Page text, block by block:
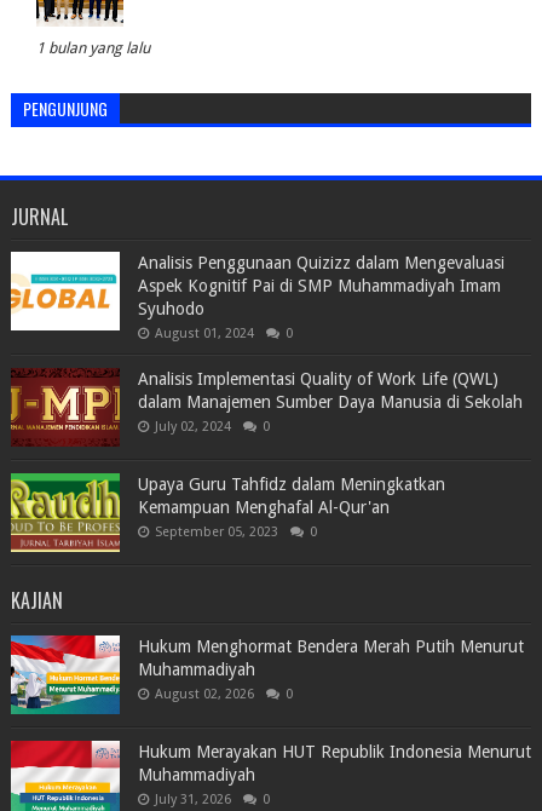
1 bulan yang lalu
PENGUNJUNG
JURNAL
Analisis Penggunaan Quizizz dalam Mengevaluasi
Aspek Kognitif Pai di SMP Muhammadiyah Imam
Syuhodo
August 01, 2024 0
Analisis Implementasi Quality of Work Life (QWL)
dalam Manajemen Sumber Daya Manusia di Sekolah
July 02, 2024 0
Upaya Guru Tahfidz dalam Meningkatkan
Kemampuan Menghafal Al-Qur'an
September 05, 2023 0
KAJIAN
Hukum Menghormat Bendera Merah Putih Menurut
Muhammadiyah
August 02, 2026 0
Hukum Merayakan HUT Republik Indonesia Menurut
Muhammadiyah
July 31, 2026 0